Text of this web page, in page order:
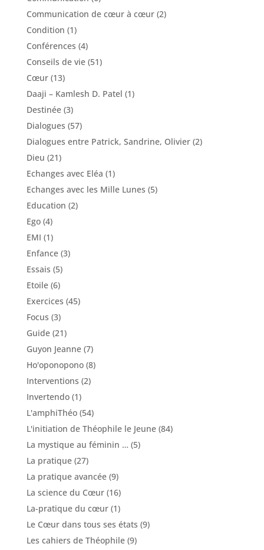
Communication de cœur à cœur(2)
Condition (1)
Conférences (4)
Conseils de vie(51)
Cœur(13)
Daaji – Kamlesh D. Patel (1)
Destinée(3)
Dialogues (57)
Dialogues entre Patrick, Sandrine, Olivier(2)
Dieu (21)
Echanges avec Eléa (1)
Echanges avec les Mille Lunes (5)
Education (2)
Ego(4)
EMI (1)
Enfance(3)
Essais (5)
Etoile(6)
Exercices (45)
Focus (3)
Guide(21)
Guyon Jeanne(7)
Ho'oponopono(8)
Interventions (2)
Invertendo(1)
L'amphiThéo(54)
L'initiation de Théophile le Jeune(84)
La mystique au féminin … (5)
La pratique(27)
La pratique avancée(9)
La science du Cœur(16)
La-pratique du cœur(1)
Le Cœur dans tous ses états (9)
Les cahiers de Théophile(9)